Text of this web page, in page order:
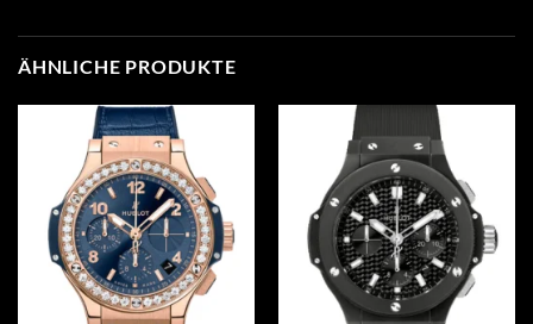
ÄHNLICHE PRODUKTE